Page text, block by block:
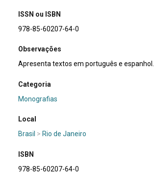
ISSN ou ISBN
978-85-60207-64-0
Observações
Apresenta textos em português e espanhol.
Categoria
Monografias
Local
Brasil > Rio de Janeiro
ISBN
978-85-60207-64-0